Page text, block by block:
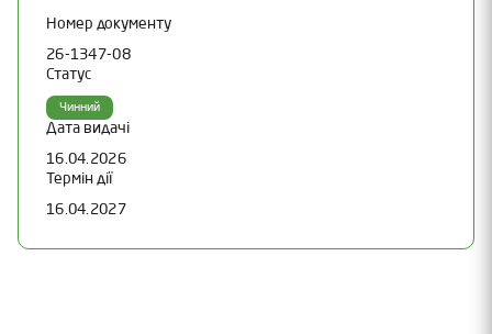
Номер документу
26-1347-08
Статус
Чинний
Дата видачі
16.04.2026
Термін дії
16.04.2027